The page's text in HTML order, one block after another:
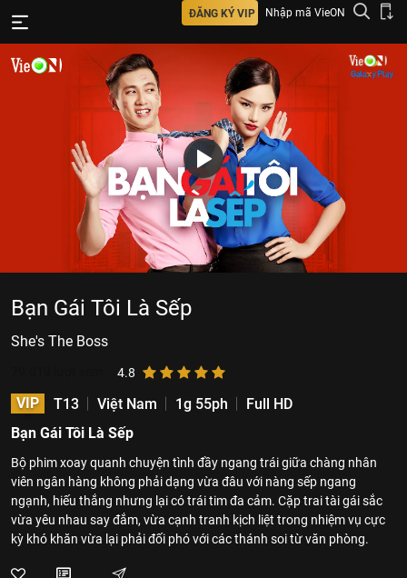
ĐĂNG KÝ VIP Nhập mã VieON
Bạn Gái Tôi Là Sếp
She's The Boss
4.8
VIP T13 Việt Nam 1g 55ph
Full HD
Bạn Gái Tôi Là Sếp
Bộ phim xoay quanh chuyện tình đầy ngang trái giữa chàng nhân
viên ngân hàng không phải dạng vừa đâu với nàng sếp ngang
ngạnh, hiếu thắng nhưng lại có trái tim đa cảm. Cặp trai tài gái sắc
vừa yêu nhau say đắm, vừa cạnh tranh kịch liệt trong nhiệm vụ cực
kỳ khó khăn vừa lại phải đối phó với các thánh soi từ văn phòng.